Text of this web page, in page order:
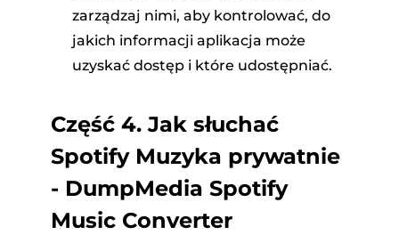
zarządzaj nimi, aby kontrolować, do
jakich informacji aplikacja może
uzyskać dostęp i które udostępniać.
Część 4. Jak słuchać
Spotify Muzyka prywatnie
- DumpMedia Spotify
Music Converter